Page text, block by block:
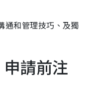
通和管理技巧、及獨
請前注